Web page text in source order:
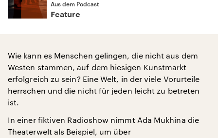
Aus dem Podcast
Feature
Wie kann es Menschen gelingen, die nicht aus dem
Westen stammen, auf dem hiesigen Kunstmarkt
erfolgreich zu sein? Eine Welt, in der viele Vorurteile
herrschen und die nicht für jeden leicht zu betreten
ist.
In einer fiktiven Radioshow nimmt Ada Mukhina die
Theaterwelt als Beispiel, um über